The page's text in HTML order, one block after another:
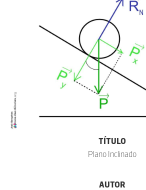
TÍTULO
Plano Inclinado
AUTOR